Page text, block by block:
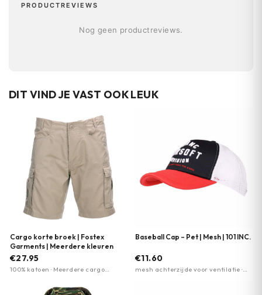
PRODUCTREVIEWS
Nog geen productreviews.
DIT VIND JE VAST OOK LEUK
Cargo korte broek | Fostex
Garments | Meerdere kleuren
€27.95
100% katoen · Meerdere cargo
Baseball Cap – Pet | Mesh | 101 INC.
€11.60
mesh achterzijde voor ventilatie ·